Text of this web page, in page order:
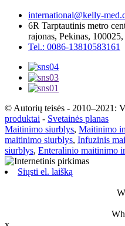
international@kelly-
6R Tarptautinis metro
rajonas, Pekinas,
Tel.: 0086-13810583161
© Autorių teisės - 2010–2021:
produktai - Svetainės planas
Maitinimo siurblys, Maitinimo
maitinimo siurblys, Infuzinis
siurblys, Enteralinio maitinimo
Siųsti el. laišką